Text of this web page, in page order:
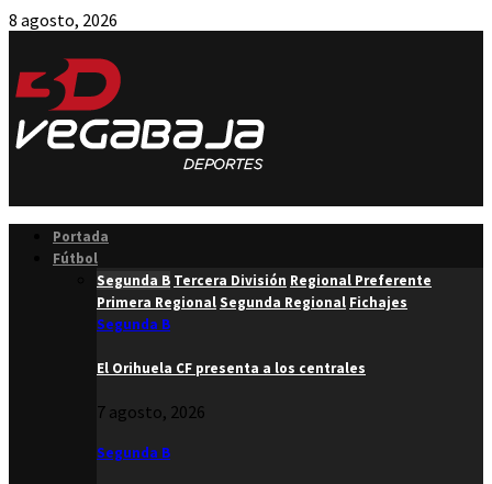
8 agosto, 2026
Portada
Fútbol
Segunda B Tercera División Regional Preferente
Primera RegionalSegunda Regional Fichajes
Segunda B
El Orihuela CF presenta a los centrales
7 agosto, 2026
Segunda B